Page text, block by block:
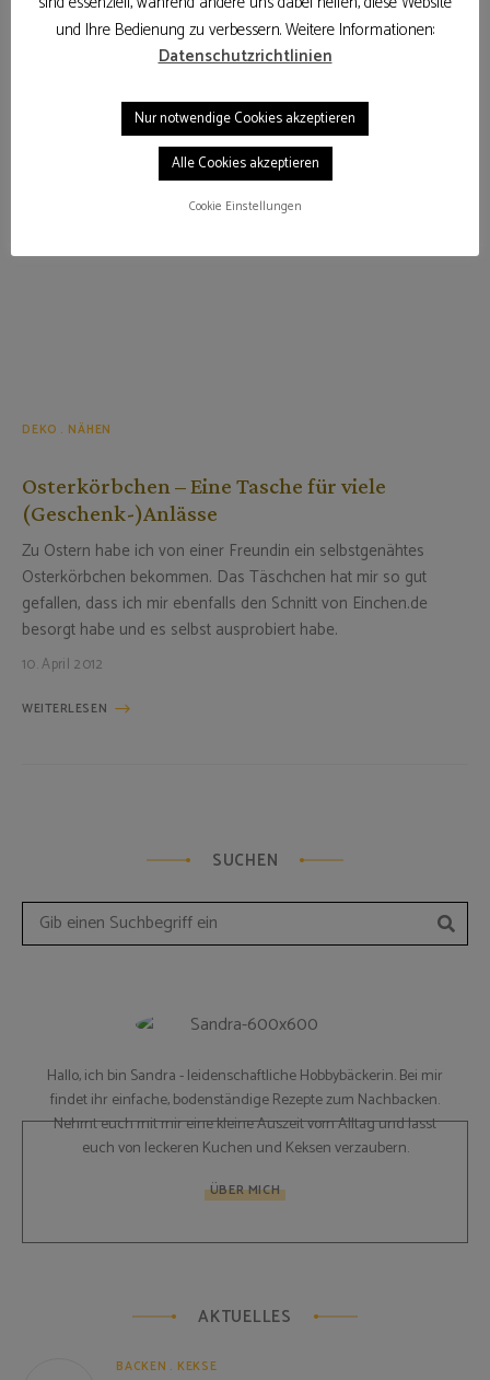
DEKO NÄHEN
Osterkörbchen – Eine Tasche für viele
(Geschenk-)Anlässe
Zu Ostern habe ich von einer Freundin ein selbstgenähtes
Osterkörbchen bekommen. Das Täschchen hat mir so gut
gefallen, dass ich mir ebenfalls den Schnitt von Einchen.de
besorgt habe und es selbst ausprobiert habe.
10. April 2012
WEITERLESEN
SUCHEN
Search
Hallo, ich bin Sandra - leidenschaftliche Hobbybäckerin. Bei mir
findet ihr einfache, bodenständige Rezepte zum Nachbacken.
Nehmt euch mit mir eine kleine Auszeit vom Alltag und lasst
euch von leckeren Kuchen und Keksen verzaubern.
ÜBER MICH
AKTUELLES
BACKEN KEKSE
und Ihre Bedienung zu verbessern. Weitere Informationen:
Datenschutzrichtlinien
Nur notwendige Cookies akzeptieren
Alle Cookies akzeptieren
Cookie Einstellungen